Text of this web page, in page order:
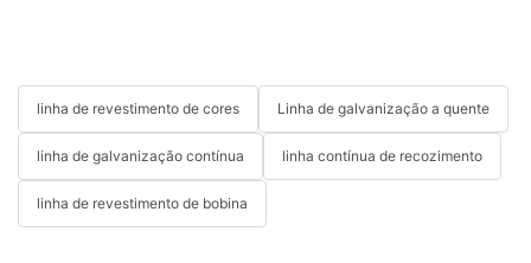
linha de revestimento de cores Linha de galvanização a quente
linha de galvanização contínua linha contínua de recozimento
linha de revestimento de bobina